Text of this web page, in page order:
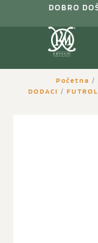
DOBRO
Početna /
DODACI /